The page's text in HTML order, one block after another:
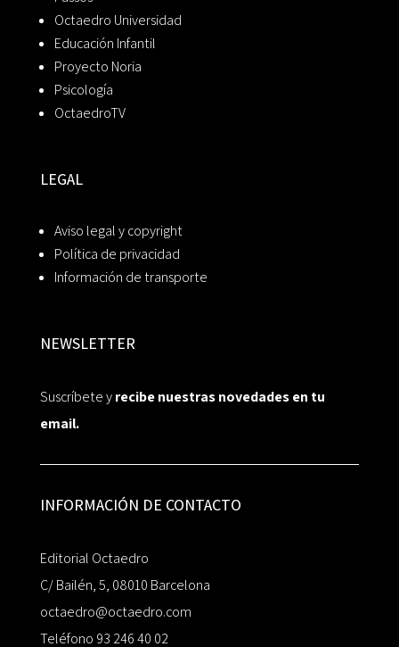
Octaedro Universidad
Educación Infantil
Proyecto Noria
Psicología
OctaedroTV
LEGAL
Aviso legal y copyright
Política de privacidad
Información de transporte
NEWSLETTER
Suscríbete yrecibe nuestras novedades en tu
email.
INFORMACIÓN DE CONTACTO
Editorial Octaedro
C/ Bailén, 5, 08010 Barcelona
octaedro@octaedro.com
Teléfono 93 246 40 02